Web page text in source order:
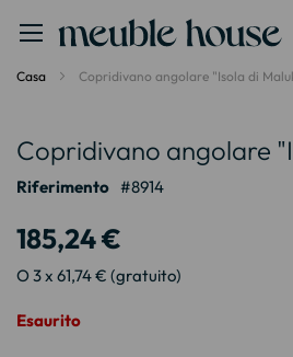
Casa Copridivano angolare "Isola di
alla
della
di
all'inizio
galleria
immagini
Copridivano angolare
Riferimento 8914
185,24 €
O 3 x 61,74 € (gratuito)
Esaurito